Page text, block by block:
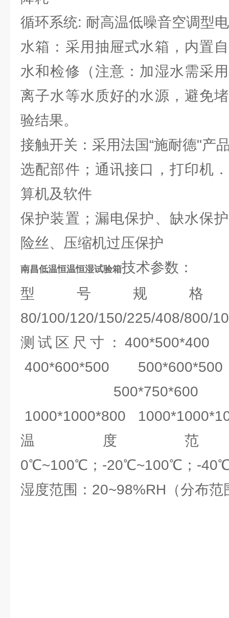
循环系统: 耐高温低噪音空调型
水箱：采用抽屉式水箱，内置
水和检修（注意：加湿水需采
离子水等水质好的水源，避免
验结果。
接触开关：采用法国“施耐德"产
选配部件；通讯接口，打印机
算机及软件
保护装置；漏电保护、缺水保
险丝、压缩机过压保护
南昌低温恒温恒湿试验箱技术参数：
型号规格：
80/100/120/150/225/408/800/
测试区尺寸：
400*600*500 500*600*500
500*750*600
1000*1000*800
温度
0℃~100℃；-20℃~100℃；-
湿度范围：20~98%RH（分布范